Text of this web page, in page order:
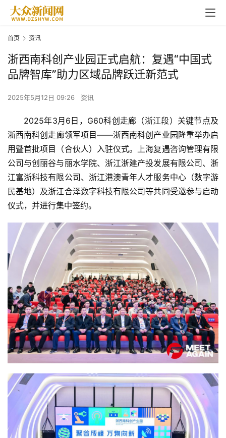
首页 资讯
浙西南科创产业园正式启航：复遇“中国式
品牌智库”助力区域品牌跃迁新范式
2025年5月12日 09:26 资讯
2025年3月6日，G60科创走廊（浙江段）关键节点及
浙西南科创走廊领军项目——浙西南科创 产业园 隆重举办启
用暨首批项目（合伙人）入驻仪式。上海复遇咨询管理有限
公司与创丽谷与丽水学院、浙江浙建产投发展有限公司、浙
江富浙科技有限公司、浙江港澳青年人才服务中心（数字游
民基地）及浙江合泽数字科技有限公司等共同受邀参与启动
仪式，并进行集中签约。